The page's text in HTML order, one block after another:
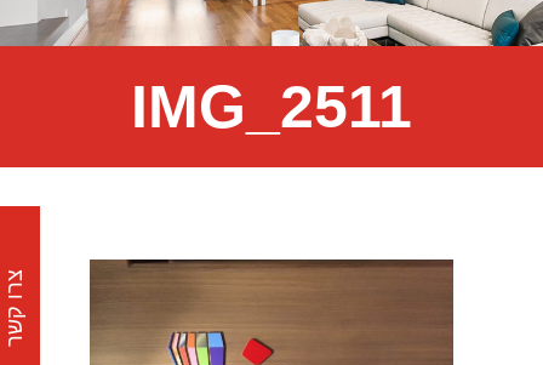
IMG_2511
צרו קשר